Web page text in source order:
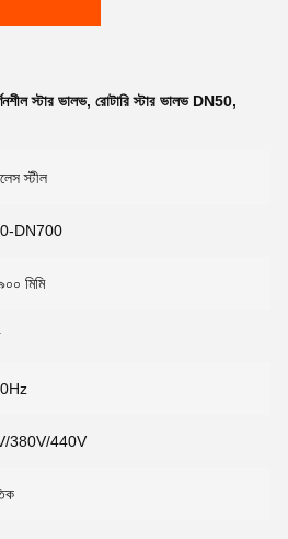
স্টার ভালভ, রোটারি স্টার ভালভ DN50,
স্টীল
DN700
মিমি
380V/440V